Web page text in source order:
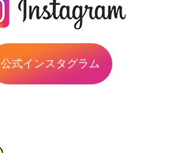
公式インスタグラム